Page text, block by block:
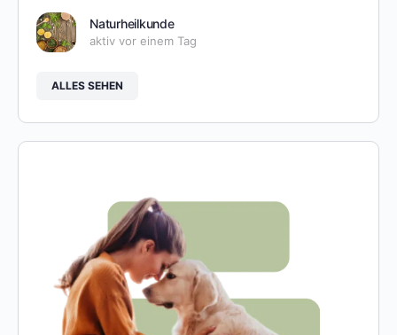
Naturheilkunde
aktiv vor einem Tag
ALLES SEHEN